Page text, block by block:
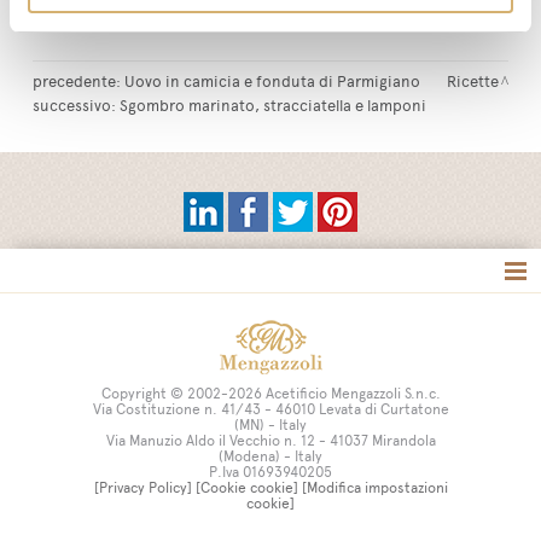
precedente: Uovo in camicia e fonduta di Parmigiano
successivo: Sgombro marinato, stracciatella e lamponi
Ricette
Copyright © 2002-2026 Acetificio Mengazzoli S.n.c.
Via Costituzione n. 41/43 - 46010 Levata di Curtatone
(MN) - Italy
Via Manuzio Aldo il Vecchio n. 12 - 41037 Mirandola
(Modena) - Italy
P.Iva 01693940205
[Privacy Policy] [Cookie cookie] [Modifica impostazioni
cookie]